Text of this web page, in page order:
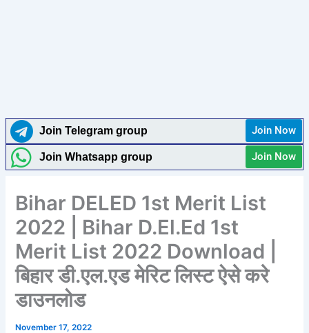
Join Telegram group Join Now
Join Whatsapp group Join Now
Bihar DELED 1st Merit List
2022 | Bihar D.El.Ed 1st
Merit List 2022 Download |
बिहार डी.एल.एड मेरिट लिस्ट ऐसे करे
डाउनलोड
November 17, 2022